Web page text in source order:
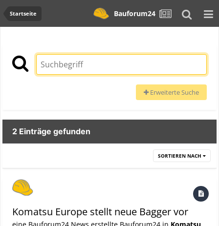
Startseite Bauforum24
Erweiterte Suche
2 Einträge gefunden
SORTIEREN NACH
Komatsu Europe stellt neue Bagger vor